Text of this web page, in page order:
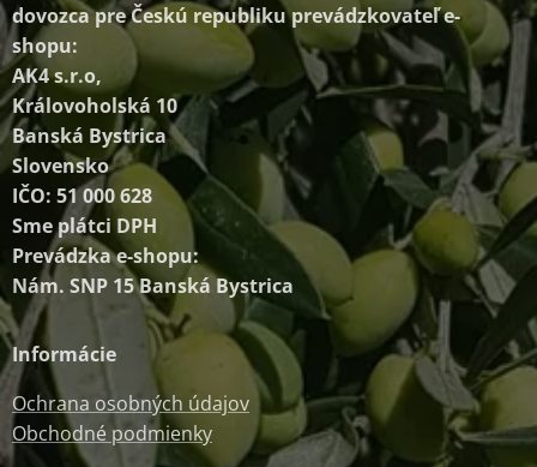
dovozca pre Českú republiku prevádzkovateľ e-
shopu:
AK4 s.r.o,
Královoholská 10
Banská Bystrica
Slovensko
IČO: 51 000 628
Sme plátci DPH
Prevádzka e-shopu:
Nám. SNP 15 Banská Bystrica
Informácie
Ochrana osobných údajov
Obchodné podmienky